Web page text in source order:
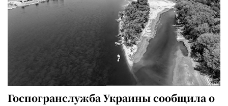
Госпогранслужба Украины сообщила о